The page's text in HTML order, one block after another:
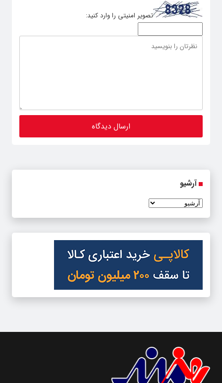
تصویر امنیتی را وارد کنید:
آرشیو